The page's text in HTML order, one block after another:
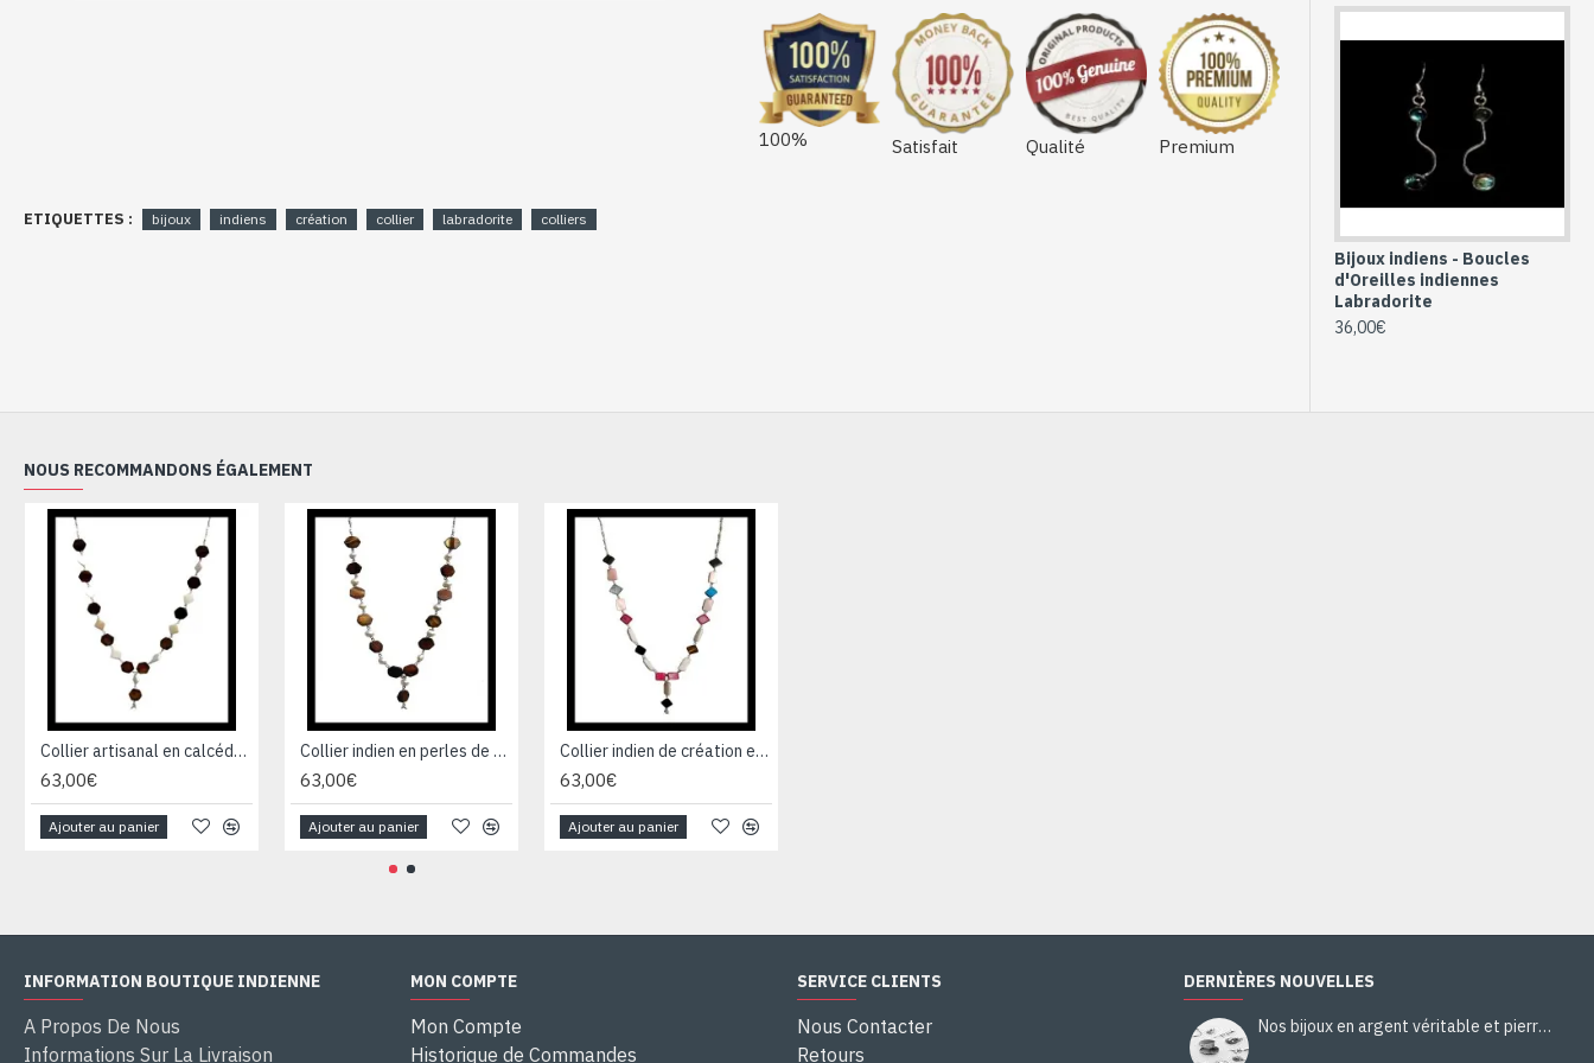
100% Satisfait Qualité Premium
ETIQUETTES : bijoux indiens création collier labradorite colliers
Bijoux indiens - Boucles
d'Oreilles indiennes
Labradorite
36,00€
NOUS RECOMMANDONS ÉGALEMENT
Collier artisanal en calcédoine, œil de tigre et argent
63,00€
Ajouter au panier
Collier indien en perles de culture et œil de tigre - Bijoux de création
63,00€
Ajouter au panier
Collier indien de création en calcédoine et argent
63,00€
Ajouter au panier
INFORMATION BOUTIQUE INDIENNE
A Propos De Nous
Informations Sur La Livraison
MON COMPTE
Mon Compte
Historique de Commandes
SERVICE CLIENTS
Nous Contacter
Retours
DERNIÈRES NOUVELLES
Nos bijoux en argent véritable et pierres naturelles